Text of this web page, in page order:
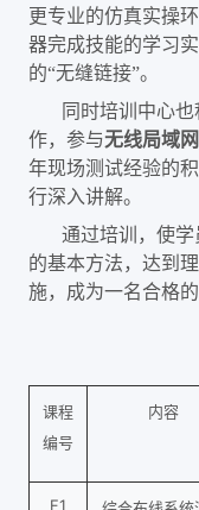
更专业的仿真实操
器完成技能的学习
的“无缝链接”。
同时培训中心
作，参与无线局域
年现场测试经验的
行深入讲解。
通过培训，使
的基本方法，达到
施，成为一名合格
课程
编号
内容
F1